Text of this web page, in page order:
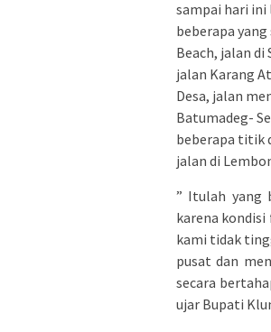
sampai hari ini
beberapa
Beach, jalan di
jalan Karang
Desa, jalan
Batumadeg-
beberapa titik
jalan di
” Itulah yang
karena
kami tidak
pusat dan
secara
ujar Bupati